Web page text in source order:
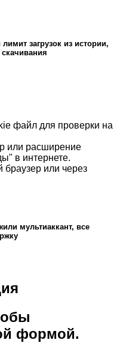
загрузок из истории,
файл для проверки на
или расширение
в интернете.
браузер или через
мультиаккант, все
формой.